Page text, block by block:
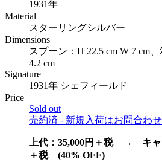
1931年
Material
スターリングシルバー
Dimensions
スプーン：H 22.5 cm W 7 cm
4.2 cm
Signature
1931年 シェフィールド
Price
Sold out
売約済 - 新規入荷はお問合わ
上代：35,000円＋税 → キャ
＋税 (40% OFF)